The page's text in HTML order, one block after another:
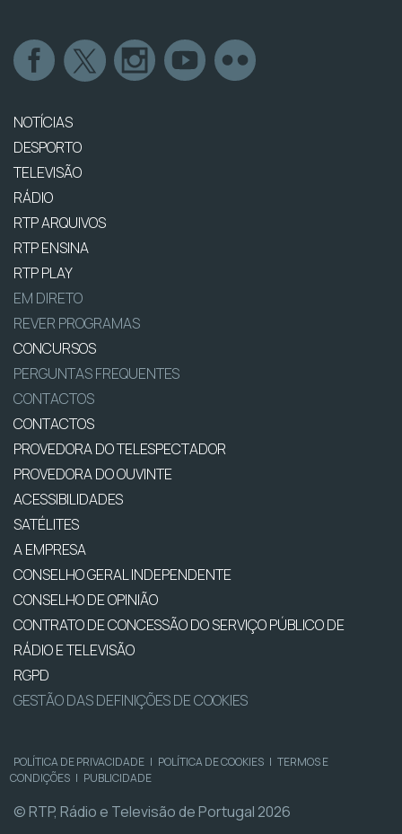
NOTÍCIAS
DESPORTO
TELEVISÃO
RÁDIO
RTP ARQUIVOS
RTP ENSINA
RTP PLAY
EM DIRETO
REVER PROGRAMAS
CONCURSOS
PERGUNTAS FREQUENTES
CONTACTOS
CONTACTOS
PROVEDORA DO TELESPECTADOR
PROVEDORA DO OUVINTE
ACESSIBILIDADES
SATÉLITES
A EMPRESA
CONSELHO GERAL INDEPENDENTE
CONSELHO DE OPINIÃO
CONTRATO DE CONCESSÃO DO SERVIÇO PÚBLICO DE
RÁDIO E TELEVISÃO
RGPD
GESTÃO DAS DEFINIÇÕES DE COOKIES
POLÍTICA DE PRIVACIDADE | POLÍTICA DE COOKIES | TERMOS E
CONDIÇÕES | PUBLICIDADE
© RTP, Rádio e Televisão de Portugal 2026